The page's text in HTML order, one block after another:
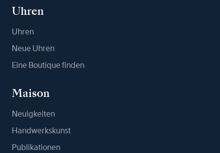
Uhren
Uhren
Neue Uhren
Eine Boutique finden
Maison
Neuigkeiten
Handwerkskunst
Publikationen